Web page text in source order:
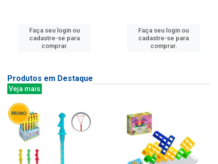
Faça seu login ou
cadastre-se para
comprar.
Faça seu login ou
cadastre-se para
comprar.
Produtos em Destaque
Veja mais